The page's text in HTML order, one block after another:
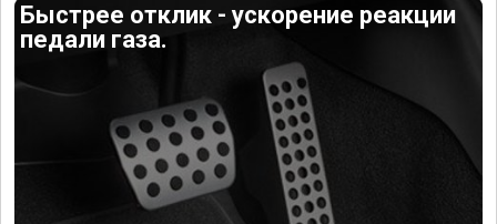
Быстрее отклик - ускорение реакции
педали газа.